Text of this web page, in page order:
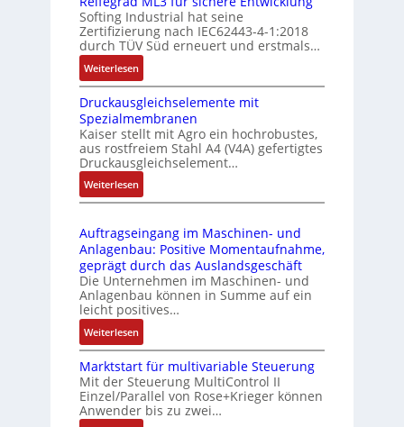
t
r
i
e
-
P
C
l
ä
s
s
s
i
c
h
f
l
e
x
i
b
e
l
f
u
n
k
m
o
d
u
l
e
b
r
i
n
e
n
4
G
u
n
d
5
G
Softing Industrial hat seine
Zertifizierung nach IEC62443-4-1:2018
durch TÜV Süd erneuert und erstmals…
Weiterlesen:
I
E
C
6
2
4
4
3
Z
e
r
t
i
i
e
r
Druckausgleichselemente mit
Spezialmembranen
Kaiser stellt mit Agro ein hochrobustes,
aus rostfreiem Stahl A4 (V4A) gefertigtes
Druckausgleichselement…
Weiterlesen:
D
u
c
k
a
u
s
g
l
e
i
c
h
Auftragseingang im Maschinen- und
Anlagenbau: Positive Momentaufnahme,
geprägt durch das Auslandsgeschäft
Die Unternehmen im Maschinen- und
Anlagenbau können in Summe auf ein
leicht positives…
Weiterlesen:
A
u
f
t
r
Marktstart für multivariable Steuerung
Mit der Steuerung MultiControl II
Einzel/Parallel von Rose+Krieger können
Anwender bis zu zwei…